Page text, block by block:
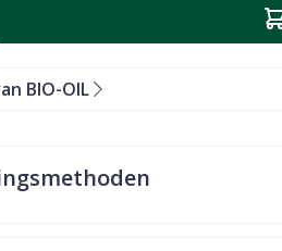
BIO-OIL